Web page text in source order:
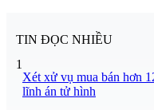
TIN ĐỌC NHIỀU
1
Xét xử vụ mua bán hơn
lĩnh án tử hình